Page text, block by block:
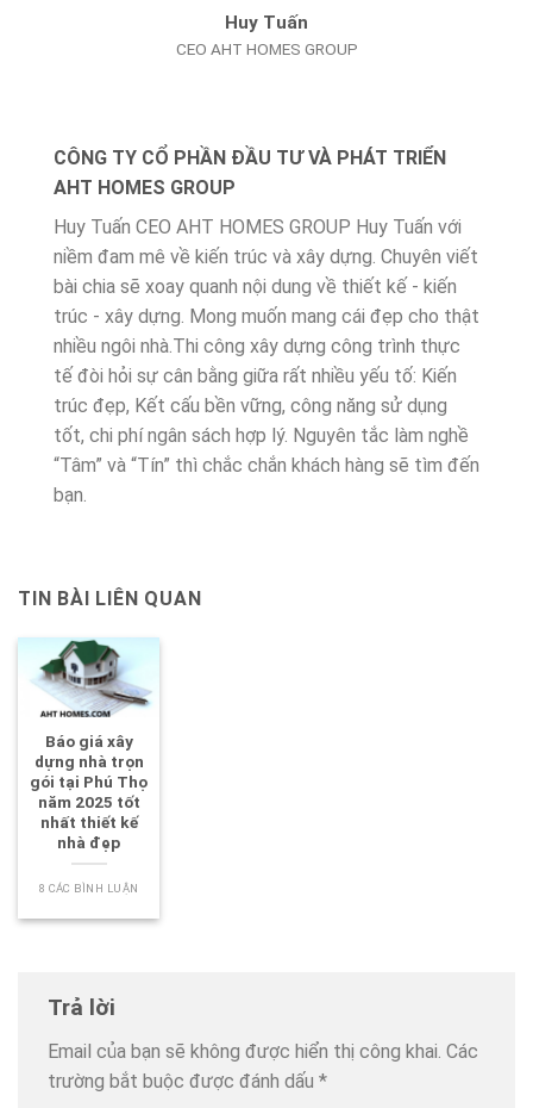
Huy Tuấn
CEO AHT HOMES GROUP
CÔNG TY CỔ PHẦN ĐẦU TƯ VÀ PHÁT TRIỂN
AHT HOMES GROUP
Huy Tuấn CEO AHT HOMES GROUP Huy Tuấn với
niềm đam mê về kiến trúc và xây dựng. Chuyên viết
bài chia sẽ xoay quanh nội dung về thiết kế - kiến
trúc - xây dựng. Mong muốn mang cái đẹp cho thật
nhiều ngôi nhà.Thi công xây dựng công trình thực
tế đòi hỏi sự cân bằng giữa rất nhiều yếu tố: Kiến
trúc đẹp, Kết cấu bền vững, công năng sử dụng
tốt, chi phí ngân sách hợp lý. Nguyên tắc làm nghề
“Tâm” và “Tín” thì chắc chắn khách hàng sẽ tìm đến
bạn.
TIN BÀI LIÊN QUAN
Báo giá xây
dựng nhà trọn
gói tại Phú Thọ
năm 2025 tốt
nhất thiết kế
nhà đẹp
8 CÁC BÌNH LUẬN
Trả lời
Email của bạn sẽ không được hiển thị công khai. Các
trường bắt buộc được đánh dấu *